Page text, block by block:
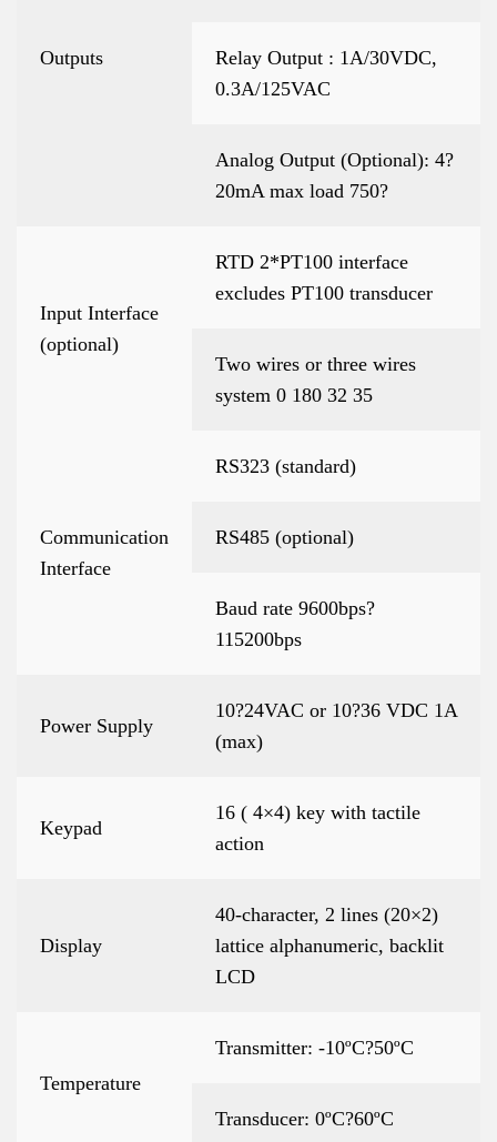
Outputs
Relay Output : 1A/30VDC,
0.3A/125VAC
Analog Output (Optional): 4?
20mA max load 750?
Input Interface
(optional)
RTD 2*PT100 interface
excludes PT100 transducer
Two wires or three wires
system 0 180 32 35
Communication
Interface
RS323 (standard)
RS485 (optional)
Baud rate 9600bps?
115200bps
Power Supply
10?24VAC or 10?36 VDC 1A
(max)
Keypad
16 ( 4×4) key with tactile
action
Display
40-character, 2 lines (20×2)
lattice alphanumeric, backlit
LCD
Temperature
Transmitter: -10ºC?50ºC
Transducer: 0ºC?60ºC